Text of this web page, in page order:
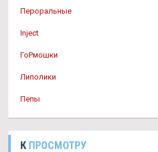
Пероральные
Inject
ГоРмошки
Липолики
Пепы
К ПРОСМОТРУ